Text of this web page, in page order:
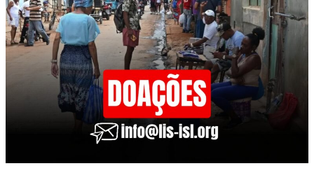
e
m
a
i
o
:
A
ú
i